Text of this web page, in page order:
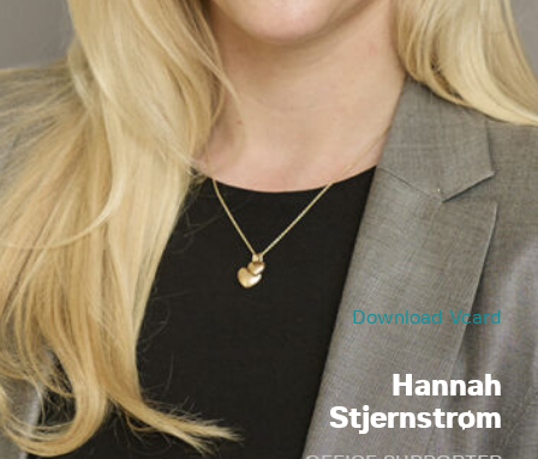
Download Vcard
Hannah
Stjernstrøm